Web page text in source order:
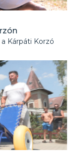
Kárpáti Korzó